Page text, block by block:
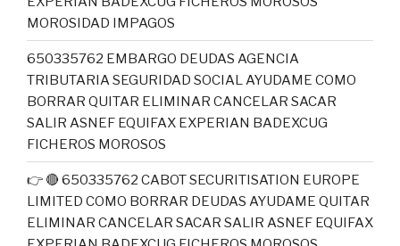
MOROSIDAD IMPAGOS
650335762 EMBARGO DEUDAS AGENCIA
TRIBUTARIA SEGURIDAD SOCIAL AYUDAME COMO
BORRAR QUITAR ELIMINAR CANCELAR SACAR
SALIR ASNEF EQUIFAX EXPERIAN BADEXCUG
FICHEROS MOROSOS
👉 🔴 650335762 CABOT SECURITISATION EUROPE
LIMITED COMO BORRAR DEUDAS AYUDAME QUITAR
ELIMINAR CANCELAR SACAR SALIR ASNEF EQUIFAX